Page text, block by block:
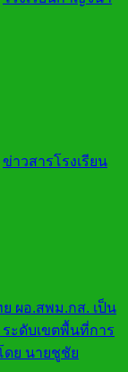
ข่าวสารโรงเรียน
ผอ.สพม.กส. เป็น
ะดับเขตพื้นที่การ
ดย นายชูชัย